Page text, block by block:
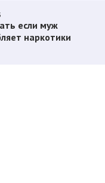
если муж
наркотики